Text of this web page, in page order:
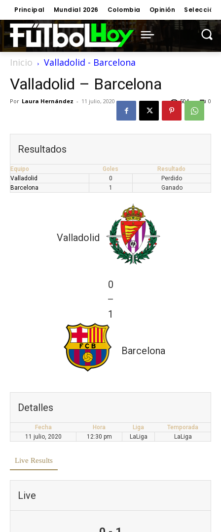
Principal Mundial 2026 Colombia Opinión Selección
Inicio Valladolid - Barcelona
Valladolid – Barcelona
Por Laura Hernández - 11 julio, 2020 0
504
Resultados
Equipo Goles
Resultado
Valladolid
0
Perdido
Barcelona
1 Ganado
Valladolid
0
—
1
Barcelona
Detalles
Fecha Hora Liga
Temporada
11 julio, 2020
12:30 pm LaLiga LaLiga
Live Results
Live